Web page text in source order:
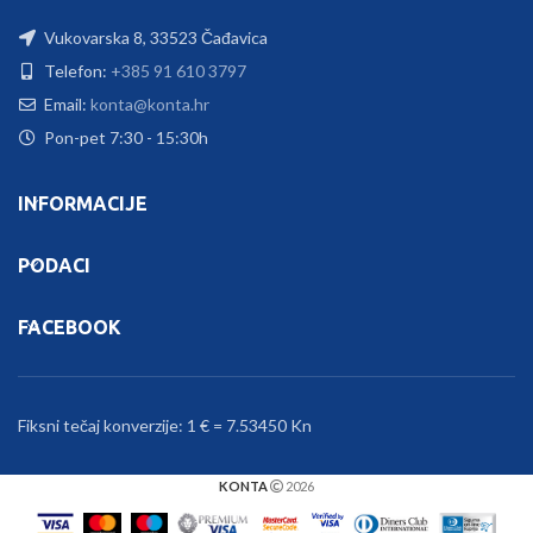
Vukovarska 8, 33523 Čađavica
Telefon: +385 91 610 3797
Email: konta@konta.hr
Pon-pet 7:30 - 15:30h
INFORMACIJE
PODACI
FACEBOOK
Fiksni tečaj konverzije: 1 € = 7.53450 Kn
KONTA 2026